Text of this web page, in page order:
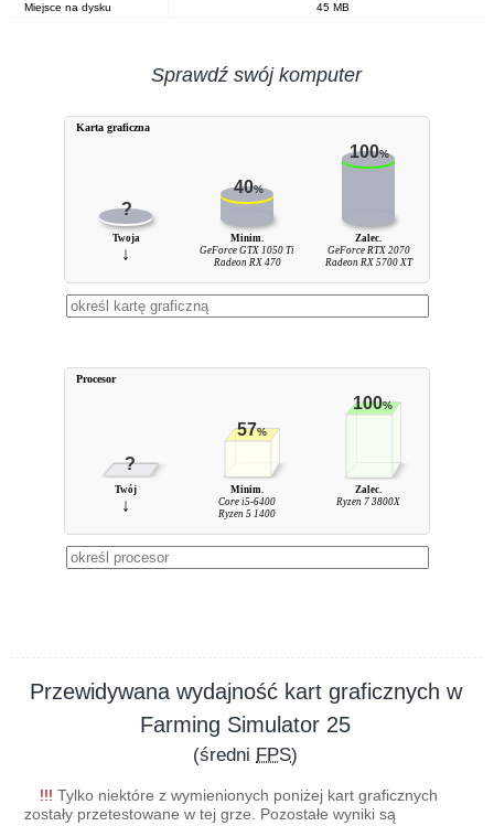
Miejsce na dysku
45 MB
Sprawdź swój komputer
?
40%
100%
Twoja
↓
Minim.
GeForce GTX 1050 Ti
Radeon RX 470
Zalec.
GeForce RTX 2070
Radeon RX 5700 XT
Karta graficzna
?
57%
100%
Twój
↓
Minim.
Core i5-6400
Ryzen 5 1400
Zalec.
Ryzen 7 3800X
Procesor
Przewidywana wydajność kart graficznych w
Farming Simulator 25
(średni FPS)
!!! Tylko niektóre z wymienionych poniżej kart graficznych
zostały przetestowane w tej grze. Pozostałe wyniki są